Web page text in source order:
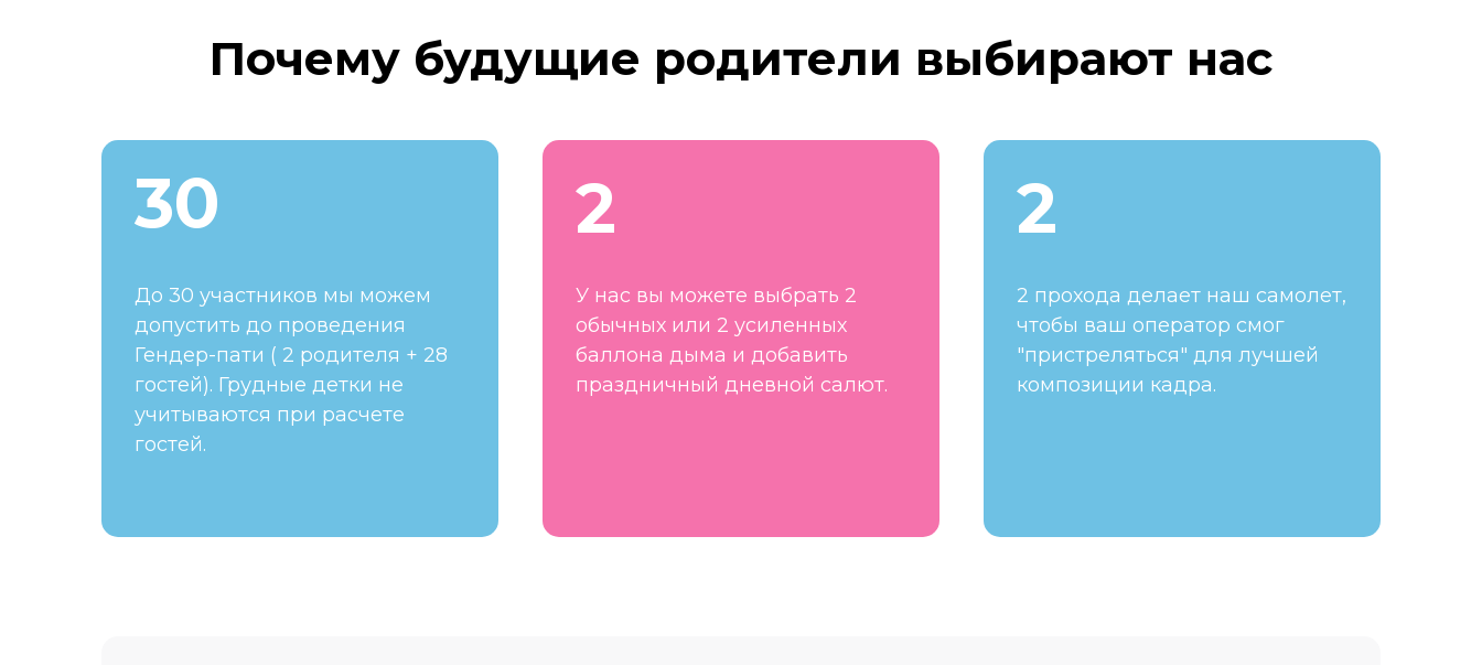
Почему будущие родители выбирают нас
30
До 30 участников мы можем
допустить до проведения
Гендер-пати ( 2 родителя + 28
гостей). Грудные детки не
учитываются при расчете
гостей.
2
У нас вы можете выбрать 2
обычных или 2 усиленных
баллона дыма и добавить
праздничный дневной салют.
2
2 прохода делает наш самолет,
чтобы ваш оператор смог
"пристреляться" для лучшей
композиции кадра.